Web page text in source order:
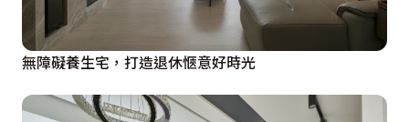
無障礙養生宅，打造退休愜意好時光